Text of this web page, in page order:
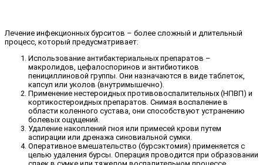
Лечение инфекционных бурситов – более сложный и длительный
процесс, который предусматривает:
Использование антибактериальных препаратов –
макролидов, цефалоспоринов и антибиотиков
пенициллиновой группы. Они назначаются в виде таблеток,
капсул или уколов (внутримышечно).
Применение нестероидных противовоспалительных (НПВП) и
кортикостероидных препаратов. Снимая воспаление в
области коленного сустава, они способствуют устранению
болевых ощущений.
Удаление накоплений гноя или примесей крови путем
аспирации или дренажа синовиальной сумки.
Оперативное вмешательство (бурсэктомия) применяется с
целью удаления бурсы. Операция проводится при образовании